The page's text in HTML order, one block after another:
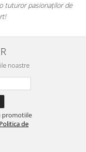
tuturor pasionaților de
noastre
promotiile
Politica de